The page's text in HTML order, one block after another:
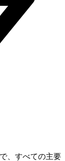
、すべての主要